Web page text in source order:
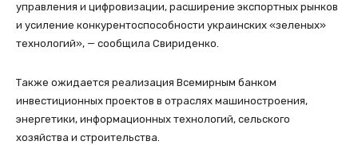
управления и цифровизации, расширение экспортных рынков
и усиление конкурентоспособности украинских «зеленых»
технологий», — сообщила Свириденко.
Также ожидается реализация Всемирным банком
инвестиционных проектов в отраслях машиностроения,
энергетики, информационных технологий, сельского
хозяйства и строительства.